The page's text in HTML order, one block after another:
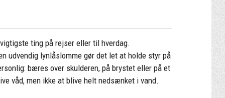
ting på rejser eller til hverdag.
udvendig lynlåslomme gør det let at holde styr på
bæres over skulderen, på brystet eller på et
våd, men ikke at blive helt nedsænket i vand.